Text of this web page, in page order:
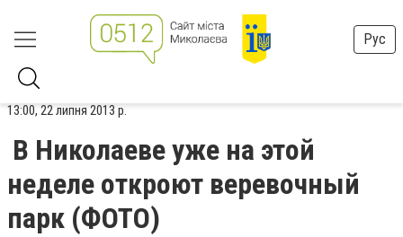
Рус
13:00, 22 липня 2013 р.
В Николаеве уже на этой
неделе откроют веревочный
парк (ФОТО)